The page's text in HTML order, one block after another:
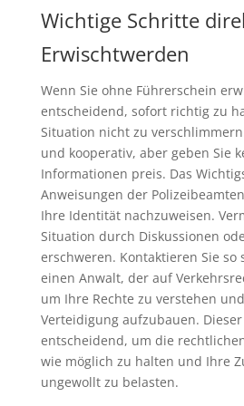
Wichtige Schritte
Erwischtwerden
Wenn Sie ohne Führerschein
entscheidend, sofort richtig zu
Situation nicht zu
und kooperativ, aber geben Sie
Informationen preis. Das
Anweisungen der
Ihre Identität nachzuweisen.
Situation durch Diskussionen
erschweren. Kontaktieren Sie so
einen Anwalt, der auf
um Ihre Rechte zu verstehen
Verteidigung aufzubauen.
entscheidend, um die
wie möglich zu halten und Ihre
ungewollt zu belasten.